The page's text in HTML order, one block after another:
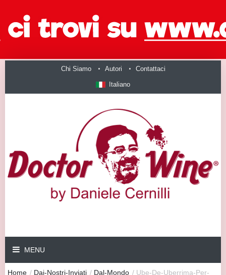
Chi Siamo Autori Contattaci
Italiano
MENU
Home / Dai-Nostri-Inviati / Dal-Mondo / Ube-De-Uberrima-Per-